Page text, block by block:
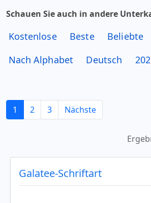
Schauen Sie auch in andere
Kostenlose Beste Beliebte
Nach Alphabet
Deutsch
1 2 3 Nächste
Galatee-Schriftart